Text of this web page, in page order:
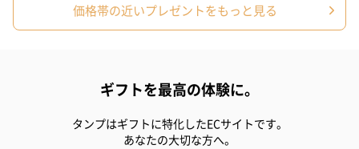
価格帯の近いプレゼントをもっと見る
ギフトを最高の体験に。
タンプはギフトに特化したECサイトです。
あなたの大切な方へ。